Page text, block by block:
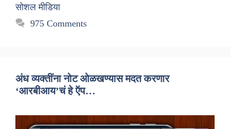
सोशल मीडिया
975 Comments
अंध व्यक्तींना नोट ओळखण्यास मदत करणार
‘आरबीआय’चं हे ऍप…